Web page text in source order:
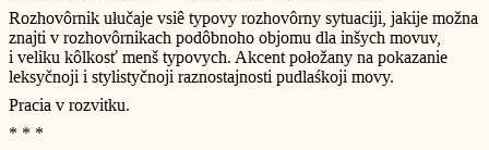
Rozhovôrnik ułučaje vsiê typovy rozhovôrny sytuaciji, jakije možna
znajti v rozhovôrnikach podôbnoho objomu dla inšych movuv,
i veliku kôlkosť menš typovych. Akcent połožany na pokazanie
leksyčnoji i stylistyčnoji raznostajnosti pudlaśkoji movy.
Pracia v rozvitku.
* * *